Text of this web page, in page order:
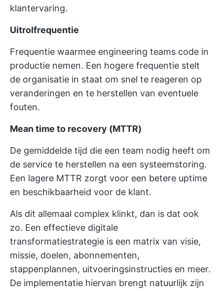
klantervaring.
Uitrolfrequentie
Frequentie waarmee engineering teams code in
productie nemen. Een hogere frequentie stelt
de organisatie in staat om snel te reageren op
veranderingen en te herstellen van eventuele
fouten.
Mean time to recovery (MTTR)
De gemiddelde tijd die een team nodig heeft om
de service te herstellen na een systeemstoring.
Een lagere MTTR zorgt voor een betere uptime
en beschikbaarheid voor de klant.
Als dit allemaal complex klinkt, dan is dat ook
zo. Een effectieve digitale
transformatiestrategie is een matrix van visie,
missie, doelen, abonnementen,
stappenplannen, uitvoeringsinstructies en meer.
De implementatie hiervan brengt natuurlijk zijn